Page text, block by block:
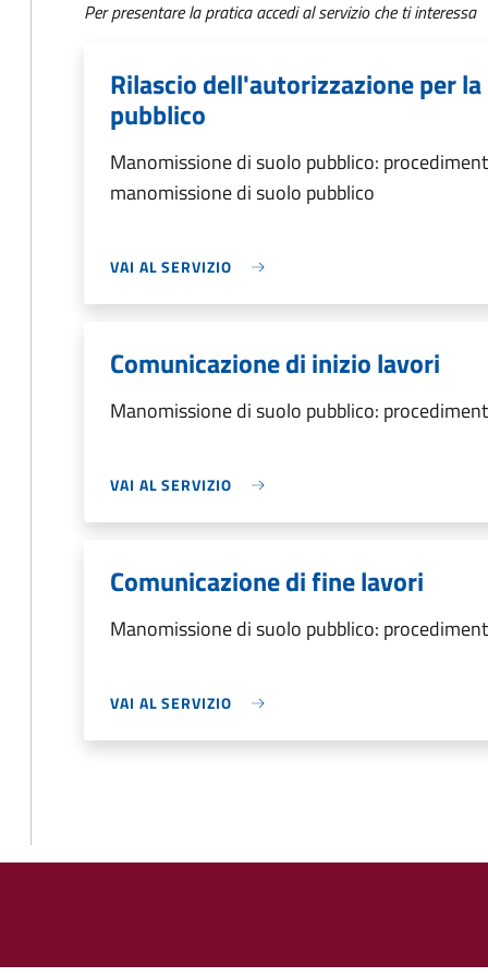
Per presentare la pratica accedi al servizio che ti interessa
Rilascio dell'autorizzazione per
pubblico
Manomissione di suolo pubblico:
manomissione di suolo pubblico
VAI AL SERVIZIO
Comunicazione di inizio lavori
Manomissione di suolo pubblico:
VAI AL SERVIZIO
Comunicazione di fine lavori
Manomissione di suolo pubblico:
VAI AL SERVIZIO